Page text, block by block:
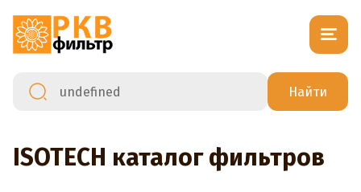
ISOTECH каталог фильтров